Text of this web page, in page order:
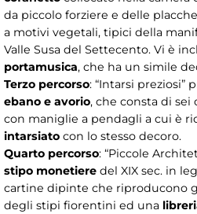
da piccolo forziere e delle
a motivi vegetali, tipici della
Valle Susa del Settecento. Vi è
portamusica, che ha un simile
Terzo percorso: “Intarsi preziosi”
ebano e avorio, che consta di sei
con maniglie a pendagli a cui è
intarsiato con lo stesso decoro.
Quarto percorso: “Piccole
stipo monetiere del XIX sec. in
cartine dipinte che riproducono
degli stipi fiorentini ed una